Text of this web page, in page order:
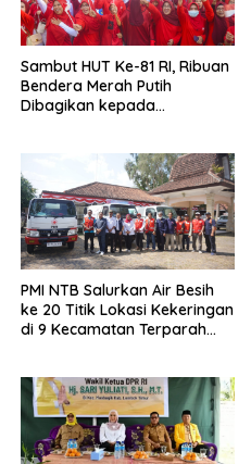
Sambut HUT Ke-81 RI, Ribuan
Bendera Merah Putih
Dibagikan kepada
PMI NTB Salurkan Air Besih
ke 20 Titik Lokasi Kekeringan
di 9 Kecamatan Terparah